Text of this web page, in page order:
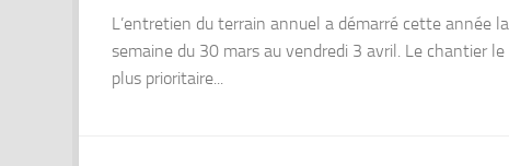
L’entretien du terrain annuel a démarré cette année la
semaine du 30 mars au vendredi 3 avril. Le chantier le
plus prioritaire...